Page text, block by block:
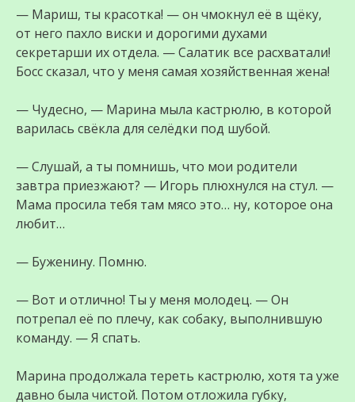
— Мариш, ты красотка! — он чмокнул её в щёку,
от него пахло виски и дорогими духами
секретарши их отдела. — Салатик все расхватали!
Босс сказал, что у меня самая хозяйственная жена!
— Чудесно, — Марина мыла кастрюлю, в которой
варилась свёкла для селёдки под шубой.
— Слушай, а ты помнишь, что мои родители
завтра приезжают? — Игорь плюхнулся на стул. —
Мама просила тебя там мясо это… ну, которое она
любит…
— Буженину. Помню.
— Вот и отлично! Ты у меня молодец. — Он
потрепал её по плечу, как собаку, выполнившую
команду. — Я спать.
Марина продолжала тереть кастрюлю, хотя та уже
давно была чистой. Потом отложила губку,